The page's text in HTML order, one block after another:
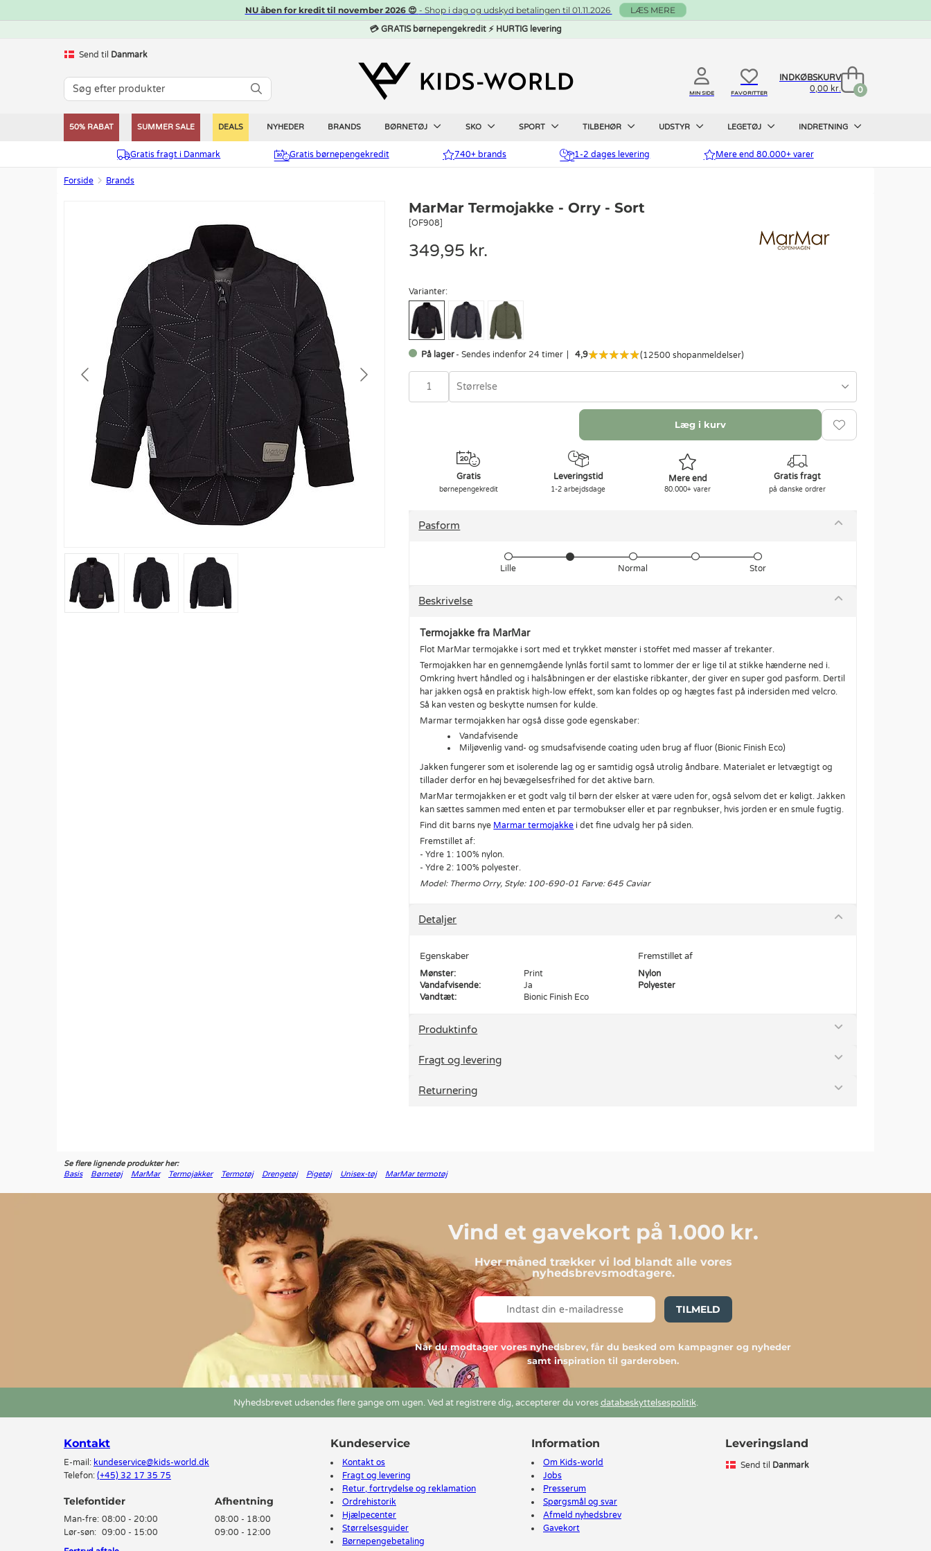
NU åben for kredit til november 2026 😍 - Shop i dag og udskyd betalingen til 01.11.2026 LÆS MERE
💳 GRATIS børnepengekredit ⚡ HURTIG levering
Send til Danmark
MIN SIDE FAVORITTER
INDKØBSKURV
0,00 kr.
0
50% RABAT SUMMER SALE DEALS NYHEDER BRANDS BØRNETØJ SKO SPORT TILBEHØR UDSTYR LEGETØJ INDRETNING
Gratis fragt i Danmark Gratis børnepengekredit 740+ brands 1-2 dages levering Mere end 80.000+ varer
Forside Brands
MarMar Termojakke - Orry - Sort
[OF908]
349,95 kr.
Varianter:
På lager - Sendes indenfor 24 timer 4,9 (12500 shopanmeldelser)
Størrelse
Læg i kurv
Gratis
børnepengekredit
Leveringstid
1-2 arbejdsdage
Mere end
80.000+ varer
Gratis fragt
på danske ordrer
Pasform
Lille Normal Stor
Beskrivelse
Termojakke fra MarMar
Flot MarMar termojakke i sort med et trykket mønster i stoffet med masser af trekanter.
Termojakken har en gennemgående lynlås fortil samt to lommer der er lige til at stikke hænderne ned i.
Omkring hvert håndled og i halsåbningen er der elastiske ribkanter, der giver en super god pasform. Dertil
har jakken også en praktisk high-low effekt, som kan foldes op og hægtes fast på indersiden med velcro.
Så kan vesten og beskytte numsen for kulde.
Marmar termojakken har også disse gode egenskaber:
Vandafvisende
Miljøvenlig vand- og smudsafvisende coating uden brug af fluor (Bionic Finish Eco)
Jakken fungerer som et isolerende lag og er samtidig også utrolig åndbare. Materialet er letvægtigt og
tillader derfor en høj bevægelsesfrihed for det aktive barn.
MarMar termojakken er et godt valg til børn der elsker at være uden for, også selvom det er køligt. Jakken
kan sættes sammen med enten et par termobukser eller et par regnbukser, hvis jorden er en smule fugtig.
Find dit barns nye Marmar termojakke i det fine udvalg her på siden.
Fremstillet af:
- Ydre 1: 100% nylon.
- Ydre 2: 100% polyester.
Model: Thermo Orry, Style: 100-690-01 Farve: 645 Caviar
Detaljer
Egenskaber
Mønster:
Print
Vandafvisende:
Ja
Vandtæt:
Bionic Finish Eco
Fremstillet af
Nylon
Polyester
Produktinfo
Fragt og levering
Returnering
Se flere lignende produkter her:
Basis
Børnetøj MarMar Termojakker Termotøj Drengetøj Pigetøj Unisex-tøj MarMar termotøj
Vind et gavekort på 1.000 kr.
Hver måned trækker vi lod blandt alle vores
nyhedsbrevsmodtagere.
TILMELD
Når du modtager vores nyhedsbrev, får du besked om kampagner og nyheder
samt inspiration til garderoben.
Nyhedsbrevet udsendes flere gange om ugen. Ved at registrere dig, accepterer du voresdatabeskyttelsespolitik.
Kontakt
E-mail: kundeservice@kids-world.dk
Telefon: (+45) 32 17 35 75
Telefontider
Man-fre: 08:00 - 20:00
Lør-søn: 09:00 - 15:00
08:00 - 18:00
09:00 - 12:00
Kundeservice
Kontakt os
Fragt og levering
Retur, fortrydelse og reklamation
Ordrehistorik
Hjælpecenter
Størrelsesguider
Børnepengebetaling
Information
Om Kids-world
Jobs
Presserum
Spørgsmål og svar
Afmeld nyhedsbrev
Gavekort
Leveringsland
Send til Danmark